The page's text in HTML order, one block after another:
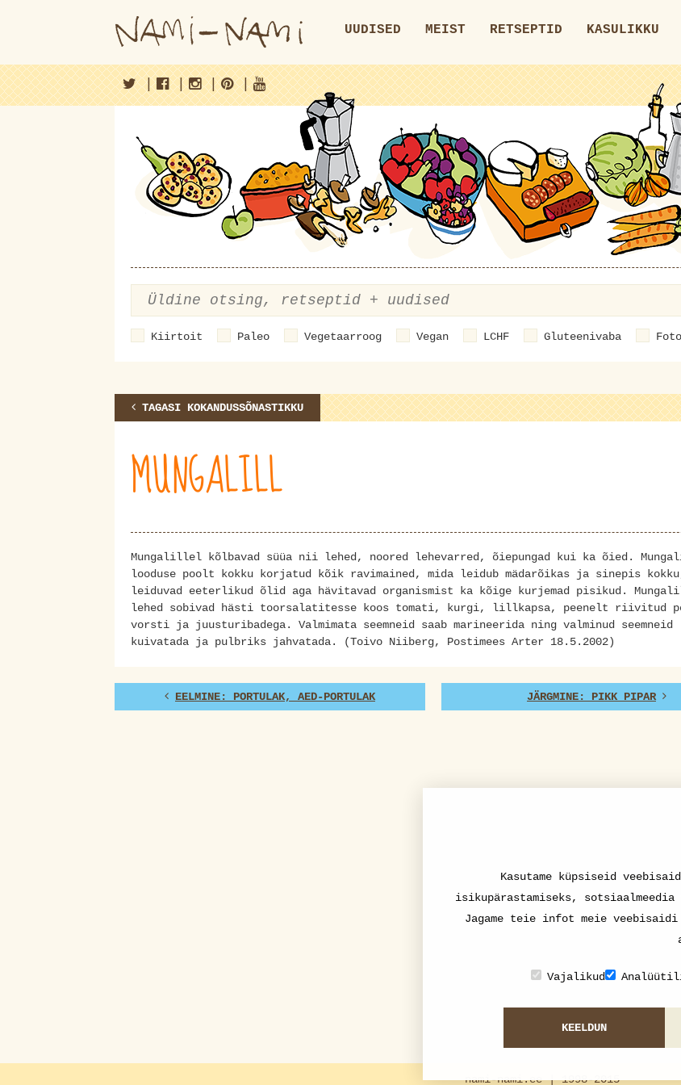
UUDISED MEIST RETSEPTID KASULIKKU
| | | |
Kiirtoit Paleo Vegetaarroog Vegan LCHF Gluteenivaba
TAGASI KOKANDUSSÕNASTIKKU
MUNGALILL
Mungalillel kõlbavad süüa nii lehed, noored lehevarred, õiepungad kui ka õied.
looduse poolt kokku korjatud kõik ravimained, mida leidub mädarõikas ja sinepis
leiduvad eeterlikud õlid aga hävitavad organismist ka kõige kurjemad pisikud.
lehed sobivad hästi toorsalatitesse koos tomati, kurgi, lillkapsa, peenelt riivitud
vorsti ja juusturibadega. Valmimata seemneid saab marineerida ning valminud seemneid
kuivatada ja pulbriks jahvatada. (Toivo Niiberg, Postimees Arter 18.5.2002)
EELMINE: PORTULAK, AED-PORTULAK JÄRGMINE: PIKK PIPAR
nami-nami.ee | 1998-2015
Kasutame küpsiseid
isikupärastamiseks,
Jagame teie infot meie
Vajalikud
KEELDUN